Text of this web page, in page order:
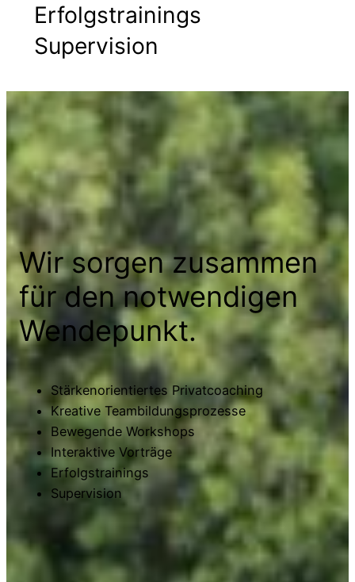
Erfolgstrainings
Supervision
Wir sorgen zusammen
für den notwendigen
Wendepunkt.
Stärkenorientiertes Privatcoaching
Kreative Teambildungsprozesse
Bewegende Workshops
Interaktive Vorträge
Erfolgstrainings
Supervision